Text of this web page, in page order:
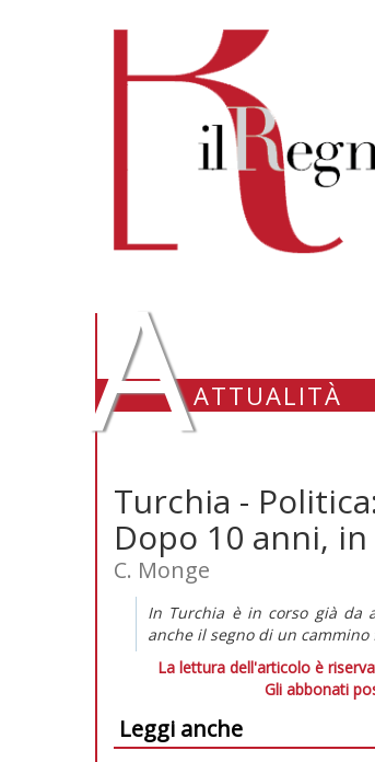
AATTUALITÀ
Turchia -
Dopo 10 anni,
C. Monge
In Turchia è in corso già da
anche il segno di un
La lettura dell'articolo è
Gli abbonati
Leggi anche